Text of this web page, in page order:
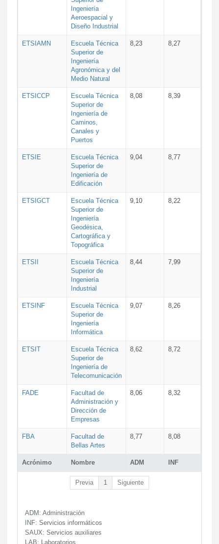
Acrónimo Nombre ADM INF
Ingeniería
Aeroespacial y
Diseño Industrial
ETSIAMN
Escuela Técnica
Superior de
Ingeniería
Agronómica y del
Medio Natural
8,23 8,27
ETSICCP
Escuela Técnica
Superior de
Ingeniería de
Caminos,
Canales y
Puertos
8,08 8,39
ETSIE
Escuela Técnica
Superior de
Ingeniería de
Edificación
9,04 8,77
ETSIGCT
Escuela Técnica
Superior de
Ingeniería
Geodésica,
Cartográfica y
Topográfica
9,10 8,22
ETSII
Escuela Técnica
Superior de
Ingeniería
Industrial
8,44 7,99
ETSINF
Escuela Técnica
Superior de
Ingeniería
Informática
9,07 8,26
ETSIT
Escuela Técnica
Superior de
Ingeniería de
Telecomunicación
8,62 8,72
FADE
Facultad de
Administración y
Dirección de
Empresas
8,06 8,32
FBA
Facultad de
Bellas Artes
8,77 8,08
Previa 1 Siguiente
ADM: Administración
INF: Servicios informáticos
SAUX: Servicios auxiliares
LAB: Laboratorios